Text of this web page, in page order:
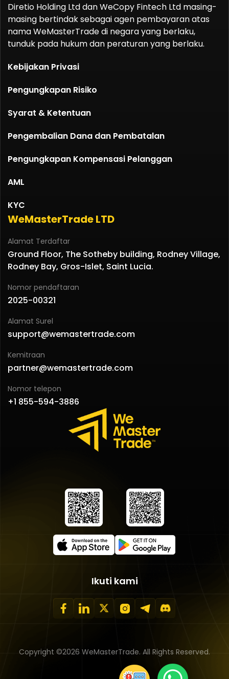
Ikuti kami
Copyright ©2026 WeMasterTrade. All Rights Reserved.
WeMasterTrade LTD
Alamat Terdaftar
Ground Floor, The Sotheby building, Rodney Village,
Rodney Bay, Gros-Islet, Saint Lucia.
Nomor pendaftaran
2025-00321
Alamat Surel
support@wemastertrade.com
Kemitraan
partner@wemastertrade.com
Nomor telepon
+1 855-594-3886
Diretio Holding Ltd dan WeCopy Fintech Ltd masing-
masing bertindak sebagai agen pembayaran atas
nama WeMasterTrade di negara yang berlaku,
tunduk pada hukum dan peraturan yang berlaku.
Kebijakan Privasi
Pengungkapan Risiko
Syarat & Ketentuan
Pengembalian Dana dan Pembatalan
Pengungkapan Kompensasi Pelanggan
AML
KYC